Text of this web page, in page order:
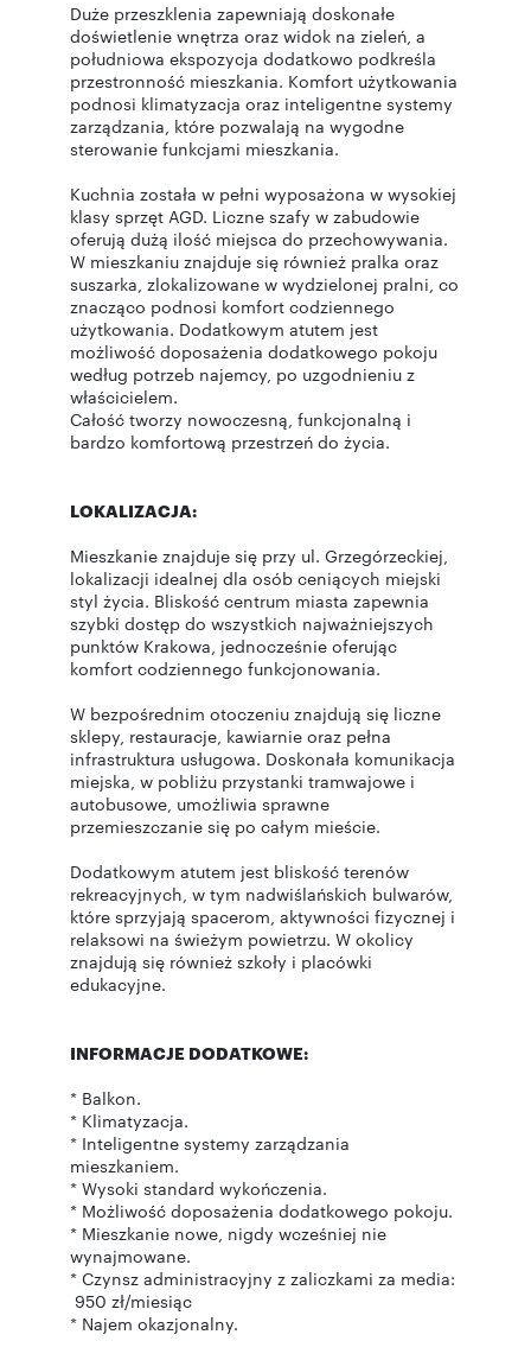
Duże przeszklenia zapewniają doskonałe
doświetlenie wnętrza oraz widok na zieleń, a
południowa ekspozycja dodatkowo podkreśla
przestronność mieszkania. Komfort użytkowania
podnosi klimatyzacja oraz inteligentne systemy
zarządzania, które pozwalają na wygodne
sterowanie funkcjami mieszkania.
Kuchnia została w pełni wyposażona w wysokiej
klasy sprzęt AGD. Liczne szafy w zabudowie
oferują dużą ilość miejsca do przechowywania.
W mieszkaniu znajduje się również pralka oraz
suszarka, zlokalizowane w wydzielonej pralni, co
znacząco podnosi komfort codziennego
użytkowania. Dodatkowym atutem jest
możliwość doposażenia dodatkowego pokoju
według potrzeb najemcy, po uzgodnieniu z
właścicielem.
Całość tworzy nowoczesną, funkcjonalną i
bardzo komfortową przestrzeń do życia.
LOKALIZACJA:
Mieszkanie znajduje się przy ul. Grzegórzeckiej,
lokalizacji idealnej dla osób ceniących miejski
styl życia. Bliskość centrum miasta zapewnia
szybki dostęp do wszystkich najważniejszych
punktów Krakowa, jednocześnie oferując
komfort codziennego funkcjonowania.
W bezpośrednim otoczeniu znajdują się liczne
sklepy, restauracje, kawiarnie oraz pełna
infrastruktura usługowa. Doskonała komunikacja
miejska, w pobliżu przystanki tramwajowe i
autobusowe, umożliwia sprawne
przemieszczanie się po całym mieście.
Dodatkowym atutem jest bliskość terenów
rekreacyjnych, w tym nadwiślańskich bulwarów,
które sprzyjają spacerom, aktywności fizycznej i
relaksowi na świeżym powietrzu. W okolicy
znajdują się również szkoły i placówki
edukacyjne.
INFORMACJE DODATKOWE:
* Balkon.
* Klimatyzacja.
* Inteligentne systemy zarządzania
mieszkaniem.
* Wysoki standard wykończenia.
* Możliwość doposażenia dodatkowego pokoju.
* Mieszkanie nowe, nigdy wcześniej nie
wynajmowane.
* Czynsz administracyjny z zaliczkami za media:
950 zł/miesiąc
* Najem okazjonalny.